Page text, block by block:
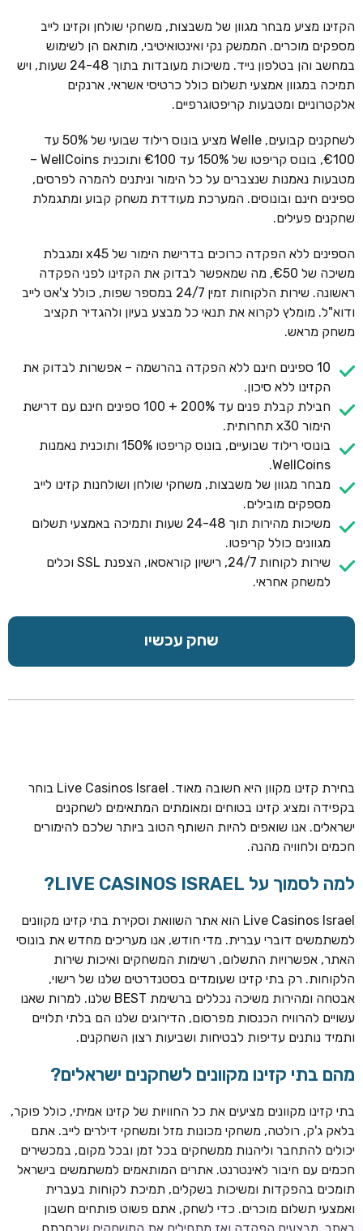
ROYSPINS
MEGAPARI
בונוס קבלת פנים: עד 125% בונוס עד €450 + 250 ספינים חינם
חבילת קבלת פנים: עד 280% בונוס עד €2,200 + 230 ספינים
הקזינו מציע מבחר מגוון של משבצות, משחקי שולחן וקזינו לייב
מספקים מוכרים. הממשק נקי ואינטואיטיבי, מותאם הן לשימוש
במחשב והן בטלפון נייד. משיכות מעובדות בתוך 24-48 שעות, ויש
תמיכה במגוון אמצעי תשלום כולל כרטיסי אשראי, ארנקים
אלקטרוניים ומטבעות קריפטוגרפיים.
לשחקנים קבועים, Welle מציע בונוס רילוד שבועי של 50% עד
€100, בונוס קריפטו של 150% עד €100 ותוכנית WellCoins –
מטבעות נאמנות שנצברים על כל הימור וניתנים להמרה לפרסים,
ספינים חינם ובונוסים. המערכת מעודדת משחק קבוע ומתגמלת
שחקנים פעילים.
הספינים ללא הפקדה כרוכים בדרישת הימור של x45 ומגבלת
משיכה של €50, מה שמאפשר לבדוק את הקזינו לפני הפקדה
ראשונה. שירות הלקוחות זמין 24/7 במספר שפות, כולל צ'אט לייב
ודוא"ל. מומלץ לקרוא את תנאי כל מבצע בעיון ולהגדיר תקציב
משחק מראש.
10 ספינים חינם ללא הפקדה בהרשמה – אפשרות לבדוק את
הקזינו ללא סיכון.
חבילת קבלת פנים עד 200% + 100 ספינים חינם עם דרישת
הימור x30 תחרותית.
בונוסי רילוד שבועיים, בונוס קריפטו 150% ותוכנית נאמנות
WellCoins.
מבחר מגוון של משבצות, משחקי שולחן ושולחנות קזינו לייב
מספקים מובילים.
משיכות מהירות תוך 24-48 שעות ותמיכה באמצעי תשלום
מגוונים כולל קריפטו.
שירות לקוחות 24/7, רישיון קוראסאו, הצפנת SSL וכלים
למשחק אחראי.
שחק עכשיו
בחירת קזינו מקוון היא חשובה מאוד. Live Casinos Israel בוחר
בקפידה ומציג קזינו בטוחים ומאומתים המתאימים לשחקנים
ישראלים. אנו שואפים להיות השותף הטוב ביותר שלכם להימורים
חכמים ולחוויה מהנה.
למה לסמוך על LIVE CASINOS ISRAEL?
Live Casinos Israel הוא אתר השוואת וסקירת בתי קזינו מקוונים
למשתמשים דוברי עברית. מדי חודש, אנו מעריכים מחדש את בונוסי
האתר, אפשרויות התשלום, רשימות המשחקים ואיכות שירות
הלקוחות. רק בתי קזינו שעומדים בסטנדרטים שלנו של רישוי,
אבטחה ומהירות משיכה נכללים ברשימת BEST שלנו. למרות שאנו
עשויים להרוויח הכנסות מפרסום, הדירוגים שלנו הם בלתי תלויים
ותמיד נותנים עדיפות לבטיחות ושביעות רצון השחקנים.
מהם בתי קזינו מקוונים לשחקנים ישראלים?
בתי קזינו מקוונים מציעים את כל החוויות של קזינו אמיתי, כולל פוקר,
בלאק ג'ק, רולטה, משחקי מכונות מזל ומשחקי דילרים לייב. אתם
יכולים להתחבר וליהנות ממשחקים בכל זמן ובכל מקום, במכשירים
חכמים עם חיבור לאינטרנט. אתרים המותאמים למשתמשים בישראל
תומכים בהפקדות ומשיכות בשקלים, תמיכת לקוחות בעברית
ואמצעי תשלום מוכרים. כדי לשחק, אתם פשוט פותחים חשבון